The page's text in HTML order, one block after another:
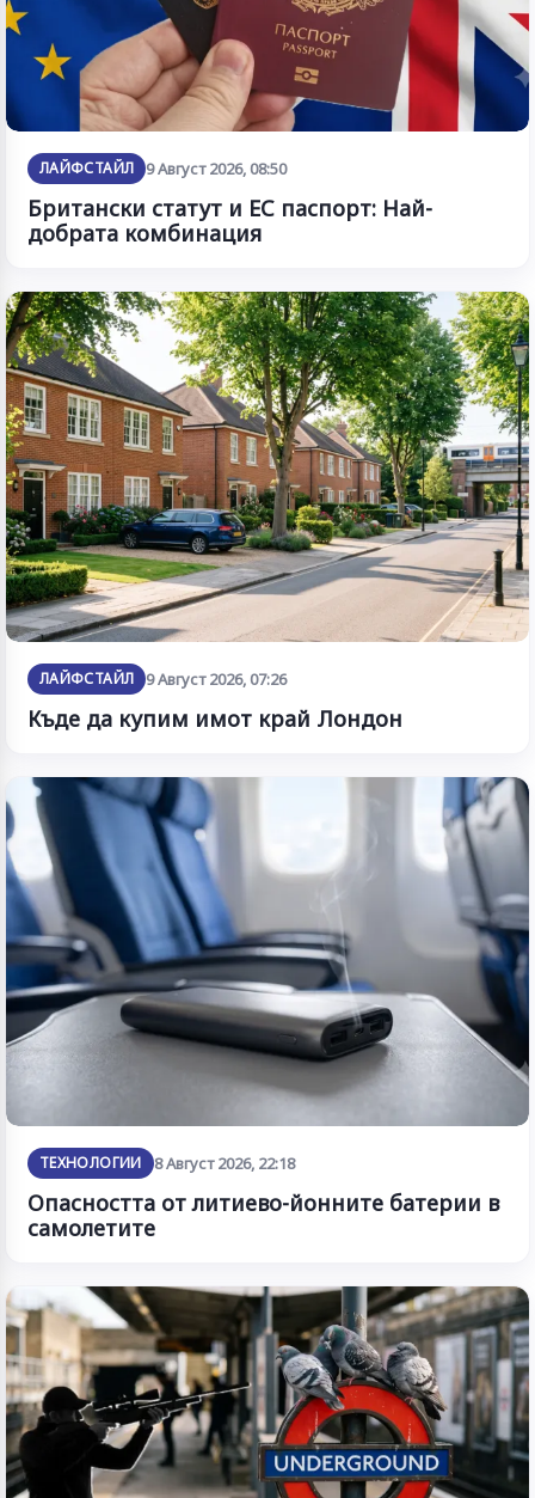
ЛАЙФСТАЙЛ 9 Август 2026, 08:50
Британски статут и ЕС паспорт: Най-
добрата комбинация
ЛАЙФСТАЙЛ 9 Август 2026, 07:26
Къде да купим имот край Лондон
ТЕХНОЛОГИИ 8 Август 2026, 22:18
Опасността от литиево-йонните батерии в
самолетите